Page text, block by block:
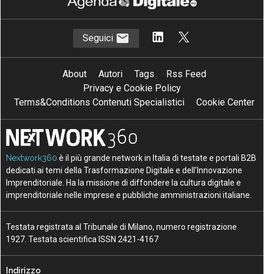
Seguici
About Autori Tags
Rss Feed
Privacy e Cookie Policy
Terms&Conditions Contenuti Specialistici
Cookie Center
Nextwork360 è il più grande network in Italia di testate e portali B2B
dedicati ai temi della Trasformazione Digitale e dell’Innovazione
Imprenditoriale. Ha la missione di diffondere la cultura digitale e
imprenditoriale nelle imprese e pubbliche amministrazioni italiane.
Testata registrata al Tribunale di Milano, numero registrazione
1927. Testata scientifica ISSN 2421-4167
Indirizzo